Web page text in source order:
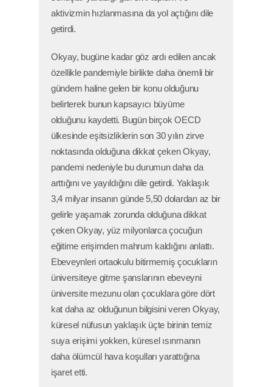
aktivizmin hızlanmasına da yol açtığını dile
getirdi.
Okyay, bugüne kadar göz ardı edilen ancak
özellikle pandemiyle birlikte daha önemli bir
gündem haline gelen bir konu olduğunu
belirterek bunun kapsayıcı büyüme
olduğunu kaydetti. Bugün birçok OECD
ülkesinde eşitsizliklerin son 30 yılın zirve
noktasında olduğuna dikkat çeken Okyay,
pandemi nedeniyle bu durumun daha da
arttığını ve yayıldığını dile getirdi. Yaklaşık
3,4 milyar insanın günde 5,50 dolardan az bir
gelirle yaşamak zorunda olduğuna dikkat
çeken Okyay, yüz milyonlarca çocuğun
eğitime erişimden mahrum kaldığını anlattı.
Ebeveynleri ortaokulu bitirmemiş çocukların
üniversiteye gitme şanslarının ebeveyni
üniversite mezunu olan çocuklara göre dört
kat daha az olduğunun bilgisini veren Okyay,
küresel nüfusun yaklaşık üçte birinin temiz
suya erişimi yokken, küresel ısınmanın
daha ölümcül hava koşulları yarattığına
işaret etti.